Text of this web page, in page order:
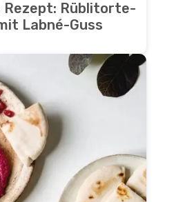
Rezept: Rüblitorte-
Labné-Guss